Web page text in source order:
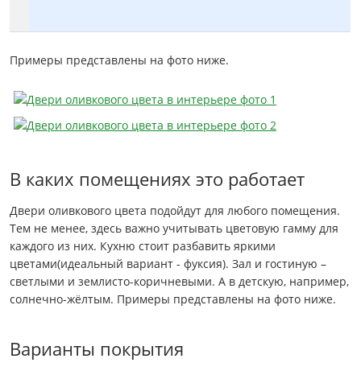
Примеры представлены на фото ниже.
В каких помещениях это работает
Двери оливкового цвета подойдут для любого помещения.
Тем не менее, здесь важно учитывать цветовую гамму для
каждого из них. Кухню стоит разбавить яркими
цветами(идеальный вариант - фуксия). Зал и гостиную –
светлыми и землисто-коричневыми. А в детскую, например,
солнечно-жёлтым. Примеры представлены на фото ниже.
Варианты покрытия